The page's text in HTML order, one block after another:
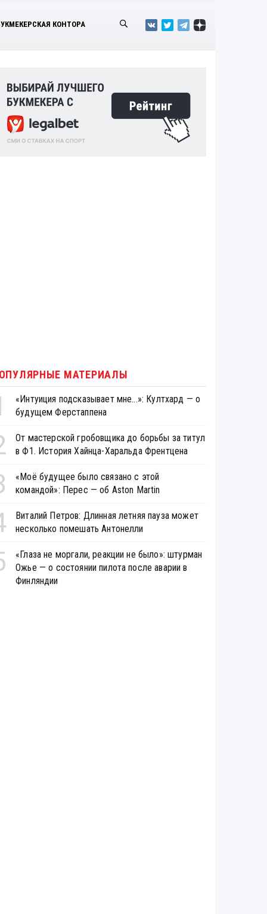
КОНТОРА
МАТЕРИАЛЫ
«Интуиция подсказывает мне...»: Култхард — о
будущем Ферстаппена
От мастерской гробовщика до борьбы за титул
в Ф1. История Хайнца-Харальда Френтцена
«Моё будущее было связано с этой
командой»: Перес — об Aston Martin
Виталий Петров: Длинная летняя пауза может
несколько помешать Антонелли
«Глаза не моргали, реакции не было»: штурман
Ожье — о состоянии пилота после аварии в
Финляндии